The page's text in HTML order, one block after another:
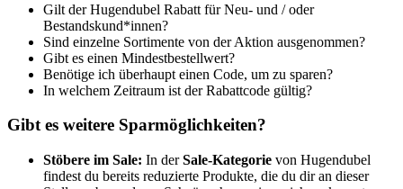
Gilt der Hugendubel Rabatt für Neu- und / oder
Bestandskund*innen?
Sind einzelne Sortimente von der Aktion ausgenommen?
Gibt es einen Mindestbestellwert?
Benötige ich überhaupt einen Code, um zu sparen?
In welchem Zeitraum ist der Rabattcode gültig?
Gibt es weitere Sparmöglichkeiten?
Stöbere im Sale: In derSale-Kategorie von Hugendubel
findest du bereits reduzierte Produkte, die du dir an dieser